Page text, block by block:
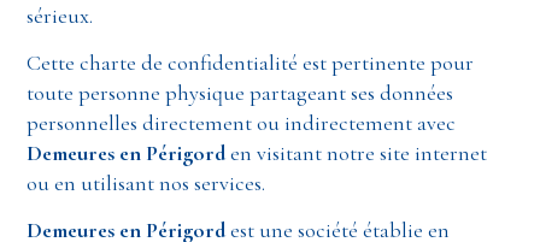
sérieux.
Cette charte de confidentialité est pertinente pour
toute personne physique partageant ses données
personnelles directement ou indirectement avec
Demeures en Périgorden visitant notre site internet
ou en utilisant nos services.
Demeures en Périgordest une société établie en